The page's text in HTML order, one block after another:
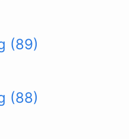
(89)
(88)